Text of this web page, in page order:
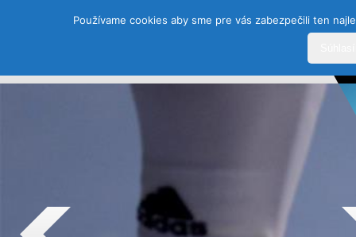
Používame cookies aby sme pre vás zabezpečili ten